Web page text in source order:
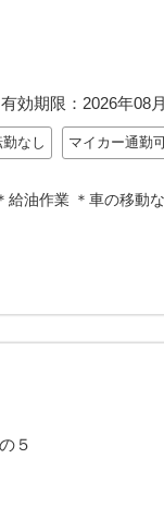
有効期限： 2026年08
勤なし マイカー通勤
油作業 ＊車の移動
５